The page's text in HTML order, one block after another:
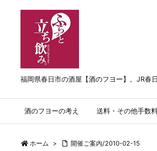
福岡県春日市の酒屋【酒のフヨー】。JR春
酒のフヨーの考え 送料・その他手数
ホーム > 開催ご案内/2010-02-15